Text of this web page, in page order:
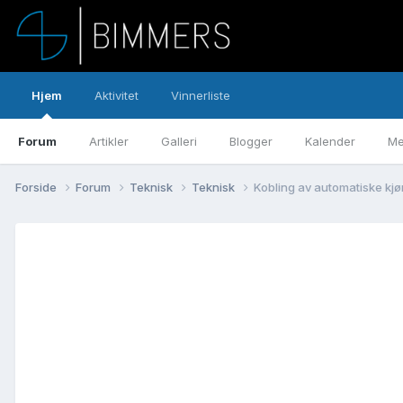
Hjem
Forum Artikler Galleri Blogger Kalender
Aktivitet Vinnerliste
Forside Forum Teknisk Teknisk Kobling av automatiske